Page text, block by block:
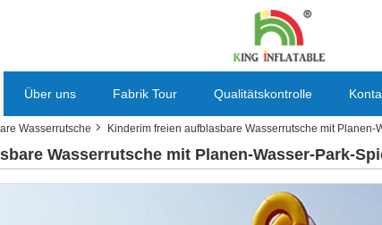
Über uns Fabrik Tour Qualitätskontrolle
Wasserrutsche Kinderim freien aufblasbare Wasserrutsche mit Planen-
Wasserrutsche mit Planen-Wasser-Park-